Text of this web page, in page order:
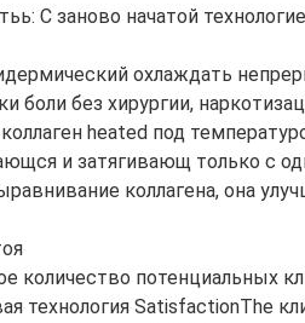
С заново начатой
охлаждать
боли без хирургии,
heated под
и затягивающ только с
коллагена, она
количество потенциальных
технология SatisfactionThe